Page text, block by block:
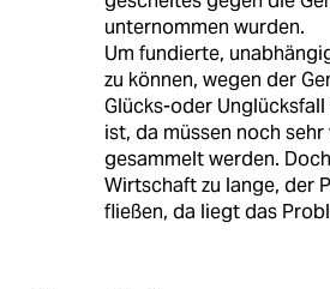
unternommen wurden.
Um fundierte,
zu können, wegen der
Glücks-oder
ist, da müssen noch
gesammelt werden.
Wirtschaft zu lange, der
fließen, da liegt das